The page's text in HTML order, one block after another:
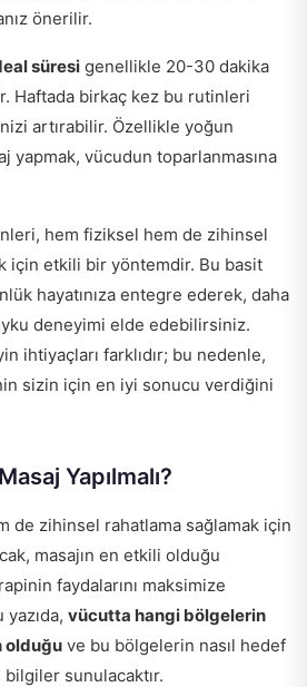
önerilir.
süresi genellikle 20-30 dakika
Haftada birkaç kez bu rutinleri
artırabilir. Özellikle yoğun
yapmak, vücudun toparlanmasına
hem fiziksel hem de zihinsel
için etkili bir yöntemdir. Bu basit
hayatınıza entegre ederek, daha
deneyimi elde edebilirsiniz.
ihtiyaçları farklıdır; bu nedenle,
sizin için en iyi sonucu verdiğini
Yapılmalı?
de zihinsel rahatlama sağlamak için
masajın en etkili olduğu
faydalarını maksimize
yazıda, vücutta hangi bölgelerin
olduğu ve bu bölgelerin nasıl hedef
bilgiler sunulacaktır.